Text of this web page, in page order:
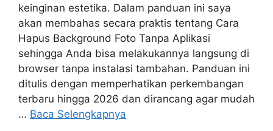
keinginan estetika. Dalam panduan ini saya
akan membahas secara praktis tentang Cara
Hapus Background Foto Tanpa Aplikasi
sehingga Anda bisa melakukannya langsung di
browser tanpa instalasi tambahan. Panduan ini
ditulis dengan memperhatikan perkembangan
terbaru hingga 2026 dan dirancang agar mudah
… Baca Selengkapnya